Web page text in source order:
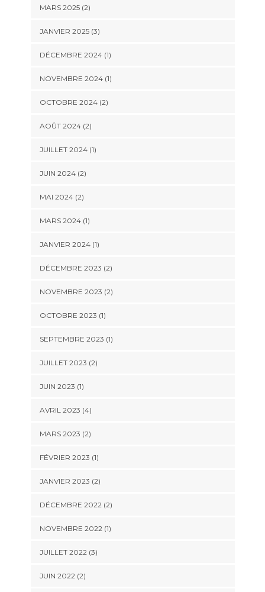
MARS 2025(2)
JANVIER 2025(3)
DÉCEMBRE 2024(1)
NOVEMBRE 2024(1)
OCTOBRE 2024(2)
AOÛT 2024(2)
JUILLET 2024(1)
JUIN 2024(2)
MAI 2024(2)
MARS 2024(1)
JANVIER 2024(1)
DÉCEMBRE 2023 (2)
NOVEMBRE 2023 (2)
OCTOBRE 2023 (1)
SEPTEMBRE 2023 (1)
JUILLET 2023 (2)
JUIN 2023 (1)
AVRIL 2023 (4)
MARS 2023 (2)
FÉVRIER 2023 (1)
JANVIER 2023 (2)
DÉCEMBRE 2022(2)
NOVEMBRE 2022(1)
JUILLET 2022(3)
JUIN 2022(2)